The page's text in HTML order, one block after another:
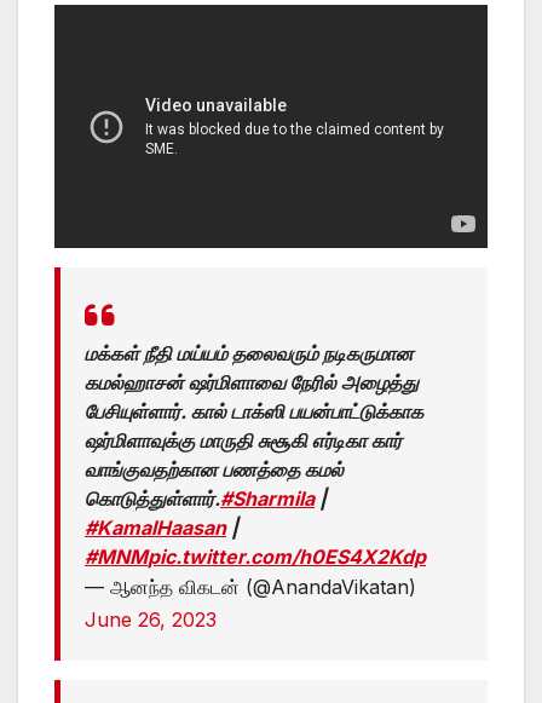
மக்கள் நீதி மய்யம் தலைவரும் நடிகருமான
கமல்ஹாசன் ஷர்மிளாவை நேரில் அழைத்து
பேசியுள்ளார். கால் டாக்ஸி பயன்பாட்டுக்காக
ஷர்மிளாவுக்கு மாருதி சுசூகி எர்டிகா கார்
வாங்குவதற்கான பணத்தை கமல்
கொடுத்துள்ளார்.#Sharmila|
#KamalHaasan|
#MNMpic.twitter.com/h0ES4X2Kdp
— ஆனந்த விகடன் (@AnandaVikatan)
June 26, 2023